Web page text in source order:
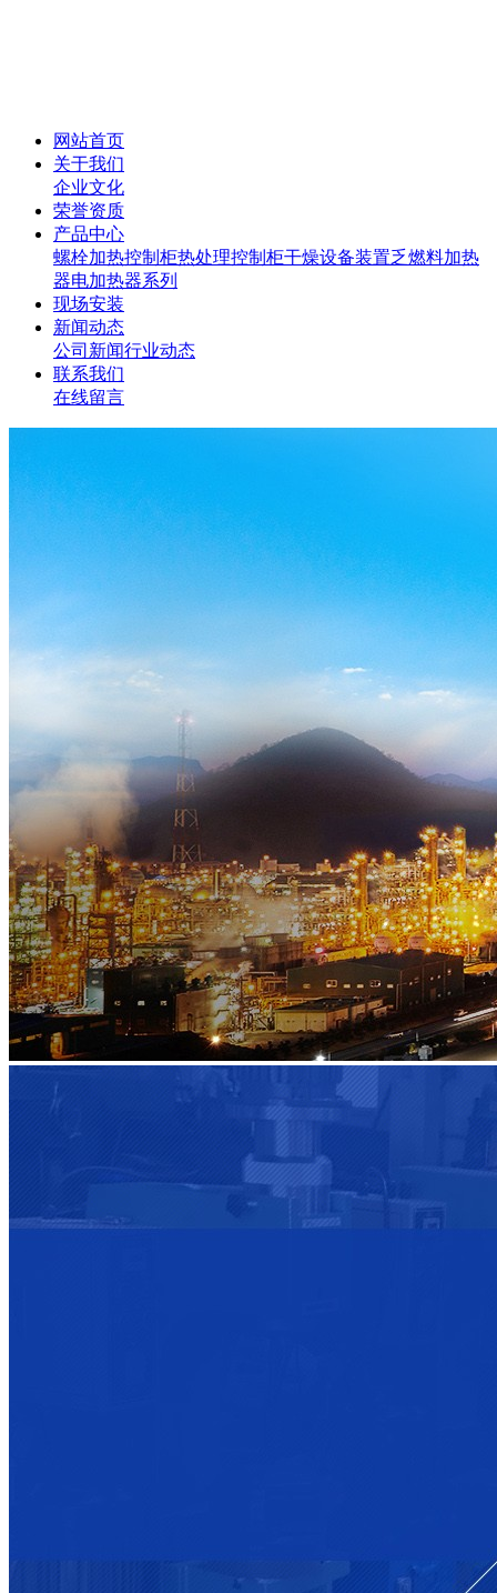
网站首页
关于我们
企业文化
荣誉资质
产品中心
螺栓加热控制柜热处理控制柜干燥设备装置乏燃料加热
器电加热器系列
现场安装
新闻动态
公司新闻行业动态
联系我们
在线留言